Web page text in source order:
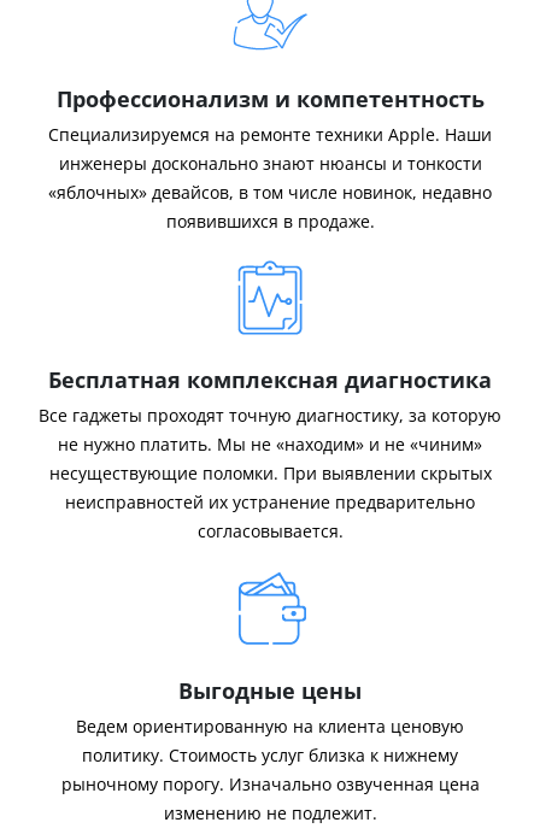
Профессионализм и компетентность
Специализируемся на ремонте техники Apple. Наши
инженеры досконально знают нюансы и тонкости
«яблочных» девайсов, в том числе новинок, недавно
появившихся в продаже.
Бесплатная комплексная диагностика
Все гаджеты проходят точную диагностику, за которую
не нужно платить. Мы не «находим» и не «чиним»
несуществующие поломки. При выявлении скрытых
неисправностей их устранение предварительно
согласовывается.
Выгодные цены
Ведем ориентированную на клиента ценовую
политику. Стоимость услуг близка к нижнему
рыночному порогу. Изначально озвученная цена
изменению не подлежит.